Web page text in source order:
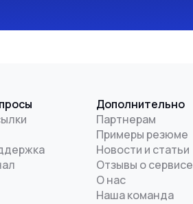
Дополнительно
Партнерам
Примеры резюме
Новости и статьи
Отзывы о сервисе
О нас
Наша команда